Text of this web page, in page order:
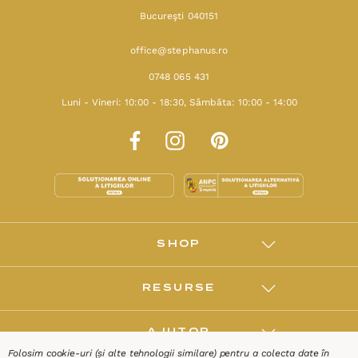
Bucureşti 040151
office@stephanus.ro
0748 065 431
Luni - Vineri: 10:00 - 18:30, Sâmbăta: 10:00 - 14:00
SHOP
RESURSE
AJUTOR
Folosim cookie-uri (și alte tehnologii similare) pentru a colecta date în